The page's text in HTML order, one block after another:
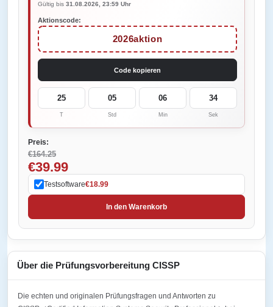
Gültig bis 31.08.2026, 23:59 Uhr
Aktionscode:
2026aktion
Code kopieren
25
T
05
Std
06
Min
34
Sek
Preis:
€164.25
€39.99
Testsoftware€18.99
In den Warenkorb
Über die Prüfungsvorbereitung CISSP
Die echten und originalen Prüfungsfragen und Antworten zu